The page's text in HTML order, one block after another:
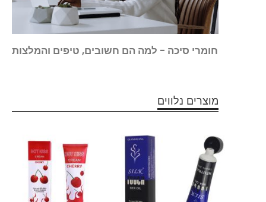
חומרי סיכה - למה הם חשובים, טיפים והמלצות
מוצרים נלווים